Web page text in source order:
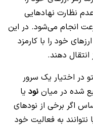
نظارت نهادهایی
انجام می‌شود. در این
خود را با کارمزد
دهند.
در اختیار یک سرور
شده در میان نود یا
اگر برخی از نودهای
به فعالیت خود